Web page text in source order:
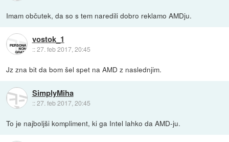
Imam občutek, da so s tem naredili dobro reklamo AMDju.
vostok_1
::27. feb 2017, 20:45
Jz zna bit da bom šel spet na AMD z naslednjim.
SimplyMiha
::27. feb 2017, 20:45
To je najboljši kompliment, ki ga Intel lahko da AMD-ju.